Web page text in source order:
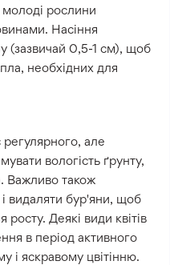
рослини
Насіння
(зазвичай 0,5-1 см), щоб
необхідних для
регулярного, але
вологість ґрунту,
Важливо також
видаляти бур'яни, щоб
росту. Деякі види квітів
в період активного
і яскравому цвітінню.